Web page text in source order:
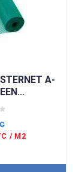
A-
/ M2